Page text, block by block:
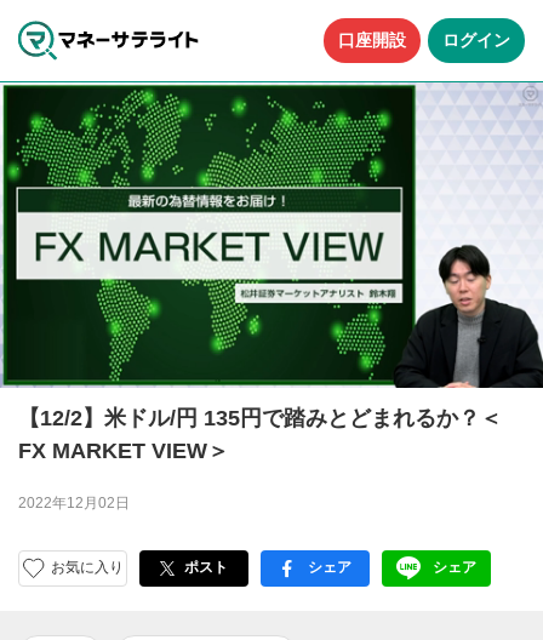
口座開設 ログイン
【12/2】米ドル/円 135円で踏みとどまれるか？＜
FX MARKET VIEW＞
2022年12月02日
お気に入り ポスト facebook
シェア LINE
シェア